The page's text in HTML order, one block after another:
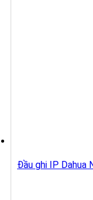
Đầu ghi IP Dahua